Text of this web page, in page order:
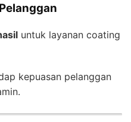
untuk layanan coating
kepuasan pelanggan